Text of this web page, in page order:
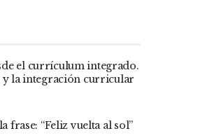
el currículum integrado.
y la integración curricular
frase: “Feliz vuelta al sol”